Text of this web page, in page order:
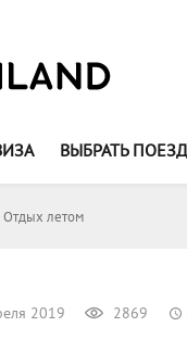
ВЫБРАТЬ
Отдых летом
2019 2869